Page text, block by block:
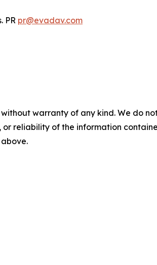
PR pr@evadav.com
without warranty of any kind. We do
or reliability of the information